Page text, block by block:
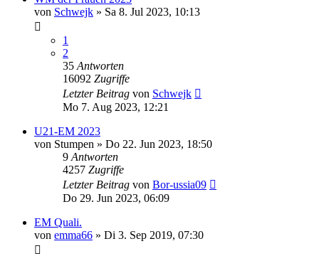
von Schwejk » Sa 8. Jul 2023, 10:13
1
2
35 Antworten
16092 Zugriffe
Letzter Beitrag von Schwejk
Mo 7. Aug 2023, 12:21
U21-EM 2023
von Stumpen » Do 22. Jun 2023, 18:50
9 Antworten
4257 Zugriffe
Letzter Beitrag von Bor-ussia09
Do 29. Jun 2023, 06:09
EM Quali.
von emma66 » Di 3. Sep 2019, 07:30